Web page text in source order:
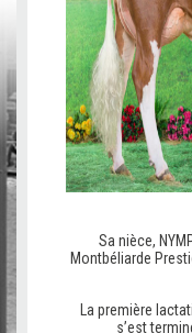
Sa nièce,
Montbéliarde
La première
s’est